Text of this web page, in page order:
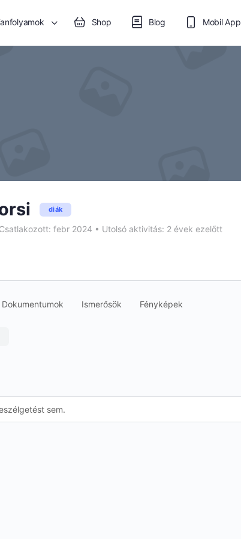
Shop Blog Mobil App
diák
Csatlakozott: febr 2024 • Utolsó aktivitás: 2 évek ezelőtt
Dokumentumok Ismerősök Fényképek
sem.